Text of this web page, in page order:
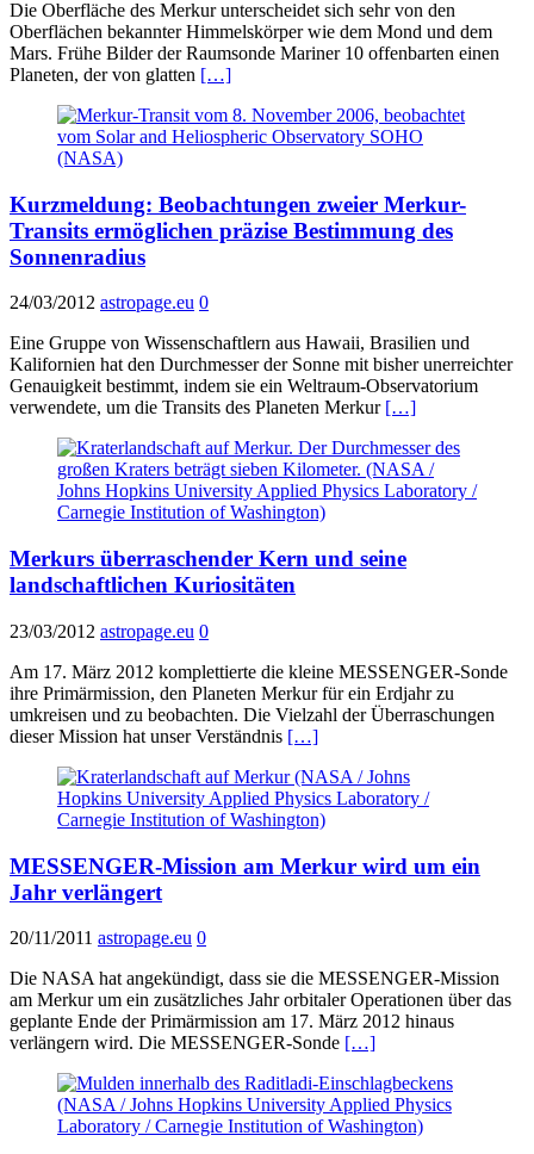
Die Oberfläche des Merkur unterscheidet sich sehr von den
Oberflächen bekannter Himmelskörper wie dem Mond und dem
Mars. Frühe Bilder der Raumsonde Mariner 10 offenbarten einen
Planeten, der von glatten […]
Kurzmeldung: Beobachtungen zweier Merkur-
Transits ermöglichen präzise Bestimmung des
Sonnenradius
24/03/2012 astropage.eu 0
Eine Gruppe von Wissenschaftlern aus Hawaii, Brasilien und
Kalifornien hat den Durchmesser der Sonne mit bisher unerreichter
Genauigkeit bestimmt, indem sie ein Weltraum-Observatorium
verwendete, um die Transits des Planeten Merkur […]
Merkurs überraschender Kern und seine
landschaftlichen Kuriositäten
23/03/2012 astropage.eu 0
Am 17. März 2012 komplettierte die kleine MESSENGER-Sonde
ihre Primärmission, den Planeten Merkur für ein Erdjahr zu
umkreisen und zu beobachten. Die Vielzahl der Überraschungen
dieser Mission hat unser Verständnis […]
MESSENGER-Mission am Merkur wird um ein
Jahr verlängert
20/11/2011 astropage.eu 0
Die NASA hat angekündigt, dass sie die MESSENGER-Mission
am Merkur um ein zusätzliches Jahr orbitaler Operationen über das
geplante Ende der Primärmission am 17. März 2012 hinaus
verlängern wird. Die MESSENGER-Sonde […]